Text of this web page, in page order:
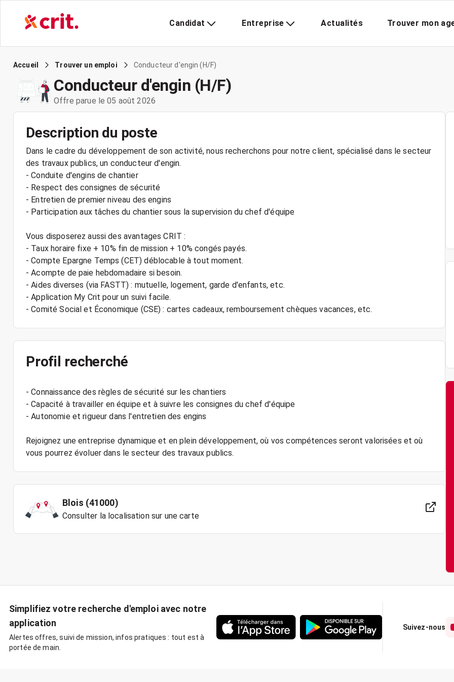
Candidat Entreprise Actualités Trouver mon
Accueil Trouver un emploi Conducteur d'engin (H/F)
Conducteur d'engin (H/F)
Offre parue le 05 août 2026
Description du poste
Dans le cadre du développement de son activité, nous recherchons pour notre client, spécialisé dans le secteur
des travaux publics, un conducteur d'engin.
- Conduite d'engins de chantier
- Respect des consignes de sécurité
- Entretien de premier niveau des engins
- Participation aux tâches du chantier sous la supervision du chef d'équipe
Vous disposerez aussi des avantages CRIT :
- Taux horaire fixe + 10% fin de mission + 10% congés payés.
- Compte Epargne Temps (CET) déblocable à tout moment.
- Acompte de paie hebdomadaire si besoin.
- Aides diverses (via FASTT) : mutuelle, logement, garde d'enfants, etc.
- Application My Crit pour un suivi facile.
Profil recherché
- Connaissance des règles de sécurité sur les chantiers
- Capacité à travailler en équipe et à suivre les consignes du chef d'équipe
- Autonomie et rigueur dans l'entretien des engins
Rejoignez une entreprise dynamique et en plein développement, où vos compétences seront valorisées et où
Blois (41000)
Consulter la localisation sur une carte
Simplifiez votre recherche d'emploi avec notre
application
Alertes offres, suivi de mission, infos pratiques : tout est à
portée de main.
Suivez-nous